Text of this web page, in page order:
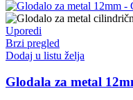
Uporedi
Brzi pregled
Dodaj u listu želja
Glodala za metal